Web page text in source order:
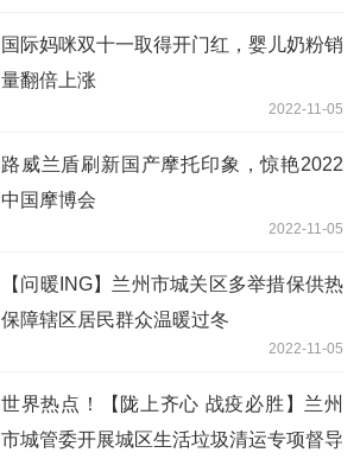
国际妈咪双十一取得开门红，婴儿奶粉销
量翻倍上涨
2022-11-05
路威兰盾刷新国产摩托印象，惊艳2022
中国摩博会
2022-11-05
【问暖ING】兰州市城关区多举措保供热
保障辖区居民群众温暖过冬
2022-11-05
世界热点！【陇上齐心 战疫必胜】兰州
市城管委开展城区生活垃圾清运专项督导